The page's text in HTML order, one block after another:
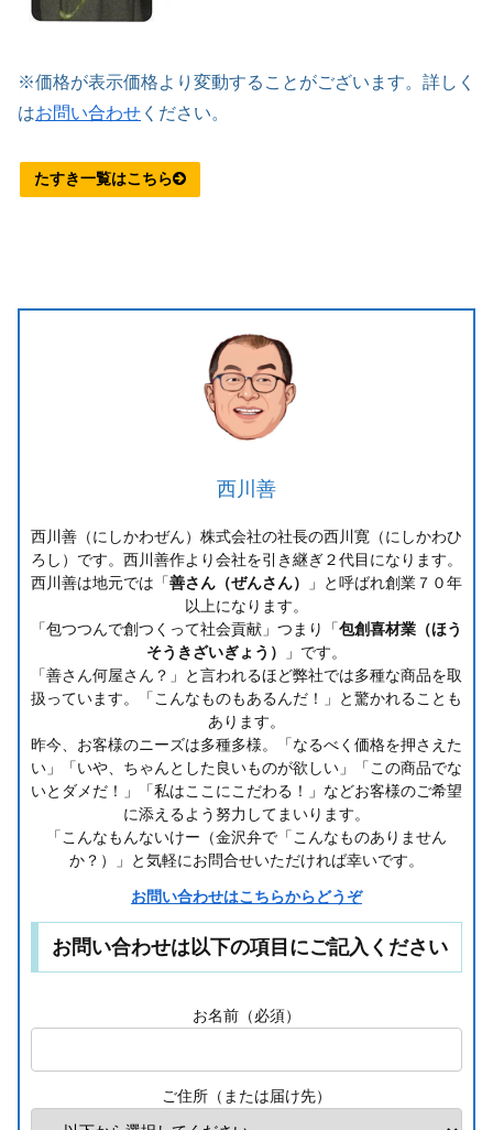
※価格が表示価格より変動することがございます。詳しく
はお問い合わせ ください。
たすき一覧はこちら
西川善
西川善（にしかわぜん）株式会社の社長の西川寛（にしかわひ
ろし）です。西川善作より会社を引き継ぎ２代目になります。
西川善は地元では「善さん（ぜんさん）
」と呼ばれ創業７０年
以上になります。
「包つつんで創つくって社会貢献」つまり「包創喜材業（ほう
そうきざいぎょう）
」です。
「善さん何屋さん？」と言われるほど弊社では多種な商品を取
扱っています。「こんなものもあるんだ！」と驚かれることも
あります。
昨今、お客様のニーズは多種多様。「なるべく価格を押さえた
い」「いや、ちゃんとした良いものが欲しい」「この商品でな
いとダメだ！」「私はここにこだわる！」などお客様のご希望
に添えるよう努力してまいります。
「こんなもんないけー（金沢弁で「こんなものありません
か？）」と気軽にお問合せいただければ幸いです。
お問い合わせはこちらからどうぞ
お問い合わせは以下の項目にご記入ください
お名前（必須）
ご住所（または届け先）